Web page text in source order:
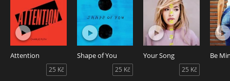
Attention
25 Kč
Shape of You
25 Kč
Your Song
25 Kč
Be